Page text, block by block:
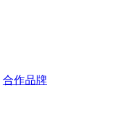
合作品牌